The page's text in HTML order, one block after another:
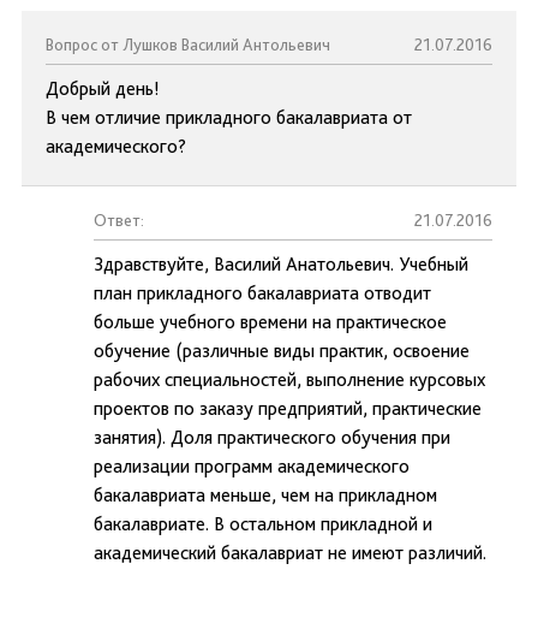
Вопрос от Лушков Василий Антольевич 21.07.2016
Добрый день!
В чем отличие прикладного бакалавриата от
академического?
Ответ: 21.07.2016
Здравствуйте, Василий Анатольевич. Учебный
план прикладного бакалавриата отводит
больше учебного времени на практическое
обучение (различные виды практик, освоение
рабочих специальностей, выполнение курсовых
проектов по заказу предприятий, практические
занятия). Доля практического обучения при
реализации программ академического
бакалавриата меньше, чем на прикладном
бакалавриате. В остальном прикладной и
академический бакалавриат не имеют различий.